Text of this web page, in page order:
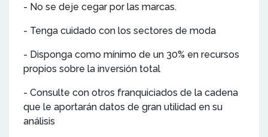
- No se deje cegar por las marcas.
- Tenga cuidado con los sectores de moda
- Disponga como mínimo de un 30% en recursos
propios sobre la inversión total
- Consulte con otros franquiciados de la cadena
que le aportarán datos de gran utilidad en su
análisis